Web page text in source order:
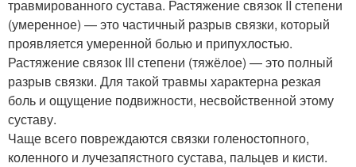
травмированного сустава. Растяжение связок II степени
(умеренное) — это частичный разрыв связки, который
проявляется умеренной болью и припухлостью.
Растяжение связок III степени (тяжёлое) — это полный
разрыв связки. Для такой травмы характерна резкая
боль и ощущение подвижности, несвойственной этому
суставу.
Чаще всего повреждаются связки голеностопного,
коленного и лучезапястного сустава, пальцев и кисти.